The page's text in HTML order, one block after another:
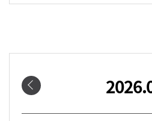
날짜선택